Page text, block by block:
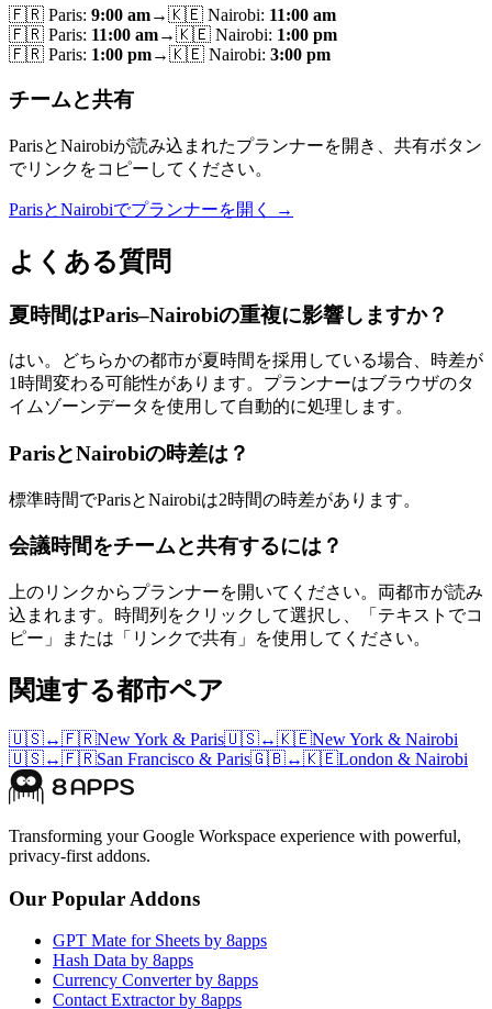
🇫🇷 Paris: 9:00 am→🇰🇪 Nairobi: 11:00 am
🇫🇷 Paris: 11:00 am→🇰🇪 Nairobi: 1:00 pm
🇫🇷 Paris: 1:00 pm→🇰🇪 Nairobi: 3:00 pm
チームと共有
ParisとNairobiが読み込まれたプランナーを開き、共有ボタン
でリンクをコピーしてください。
ParisとNairobiでプランナーを開く →
よくある質問
夏時間はParis–Nairobiの重複に影響しますか？
はい。どちらかの都市が夏時間を採用している場合、時差が
1時間変わる可能性があります。プランナーはブラウザのタ
イムゾーンデータを使用して自動的に処理します。
ParisとNairobiの時差は？
標準時間でParisとNairobiは2時間の時差があります。
会議時間をチームと共有するには？
上のリンクからプランナーを開いてください。両都市が読み
込まれます。時間列をクリックして選択し、「テキストでコ
ピー」または「リンクで共有」を使用してください。
関連する都市ペア
🇺🇸↔🇫🇷New York & Paris🇺🇸↔🇰🇪New York & Nairobi
🇺🇸↔🇫🇷San Francisco & Paris🇬🇧↔🇰🇪London & Nairobi
Transforming your Google Workspace experience with powerful,
privacy-first addons.
Our Popular Addons
GPT Mate for Sheets by 8apps
Hash Data by 8apps
Currency Converter by 8apps
Contact Extractor by 8apps